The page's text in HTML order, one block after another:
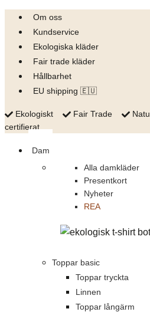
Skip
content
Om oss
Kundservice
Ekologiska kläder
Fair trade kläder
Hållbarhet
EU shipping 🇪🇺
Ekologiskt Fair Trade
certifierat
Dam
Alla damkläder
Presentkort
Nyheter
REA
Toppar basic
Toppar tryckta
Linnen
Toppar långärm